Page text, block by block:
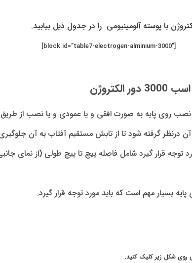
[block id=”table7-electrogen-alminium-3000″]
اسب 3000 دور الکتروژن
روی پایه به صورت افقی و یا عمودی و یا نصب از طریق
درنظر گرفته شود تا از تابش مستقیم آفتاب به آن
توجه قرار گیرد شامل فاصله پیچ تا پیچ طولی (از نمای
بسیار مهم است که باید مورد توجه قرار گیرد.